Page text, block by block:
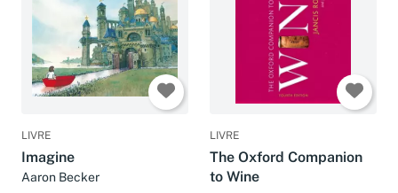
LIVRE
Imagine
Aaron Becker
LIVRE
The Oxford Companion
to Wine